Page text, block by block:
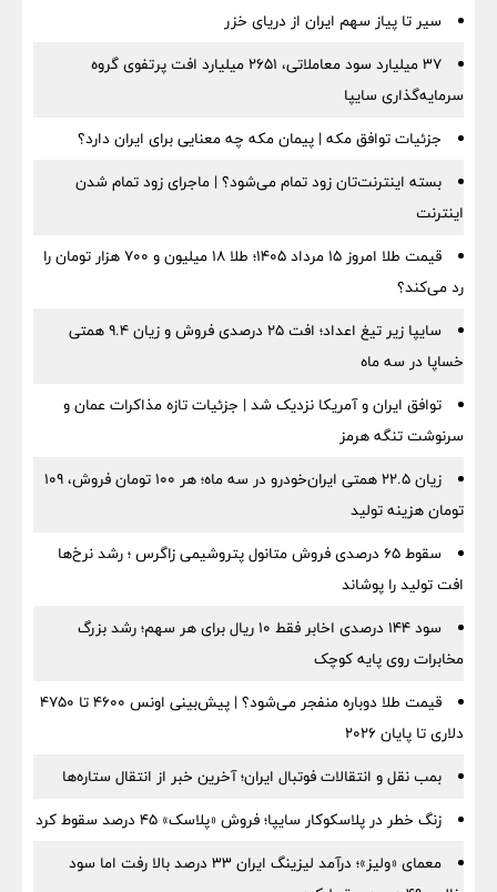
سیر تا پیاز سهم ایران از دریای خزر
۳۷ میلیارد سود معاملاتی، ۲۶۵۱ میلیارد افت پرتفوی گروه
سرمایه‌گذاری سایپا
جزئیات توافق مکه | پیمان مکه چه معنایی برای ایران دارد؟
بسته اینترنت‌تان زود تمام می‌شود؟ | ماجرای زود تمام شدن
اینترنت
قیمت طلا امروز ۱۵ مرداد ۱۴۰۵؛ طلا ۱۸ میلیون و ۷۰۰ هزار تومان را
رد می‌کند؟
سایپا زیر تیغ اعداد؛ افت ۲۵ درصدی فروش و زیان ۹.۴ همتی
خساپا در سه ماه
توافق ایران و آمریکا نزدیک شد | جزئیات تازه مذاکرات عمان و
سرنوشت تنگه هرمز
زیان ۲۲.۵ همتی ایران‌خودرو در سه ماه؛ هر ۱۰۰ تومان فروش، ۱۰۹
تومان هزینه تولید
سقوط ۶۵ درصدی فروش متانول پتروشیمی زاگرس ؛ رشد نرخ‌ها
افت تولید را پوشاند
سود ۱۴۴ درصدی اخابر فقط ۱۰ ریال برای هر سهم؛ رشد بزرگ
مخابرات روی پایه کوچک
قیمت طلا دوباره منفجر می‌شود؟ | پیش‌بینی اونس ۴۶۰۰ تا ۴۷۵۰
دلاری تا پایان ۲۰۲۶
بمب نقل‌ و انتقالات فوتبال ایران؛ آخرین خبر از انتقال ستاره‌ها
زنگ خطر در پلاسکوکار سایپا؛ فروش «پلاسک» ۴۵ درصد سقوط کرد
معمای «ولیز»؛ درآمد لیزینگ ایران ۳۳ درصد بالا رفت اما سود